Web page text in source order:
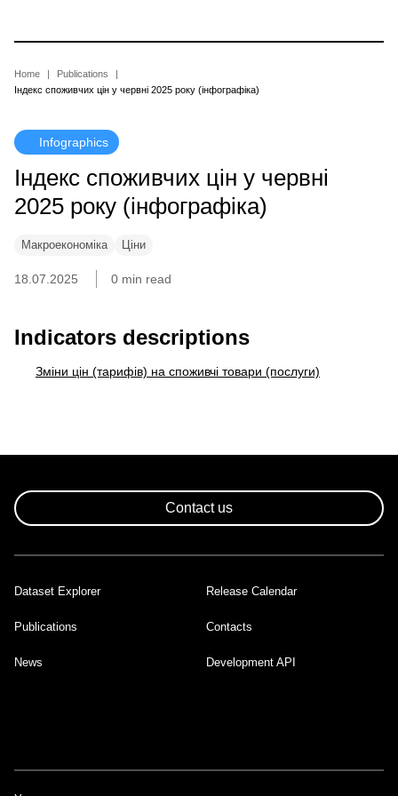
main
Breadcrumb
Home
Publications
Індекс споживчих цін у червні 2025 року (інфографіка)
Infographics
Індекс споживчих цін у червні
2025 року (інфографіка)
Макроекономіка Ціни
18.07.2025 0 min read
Indicators descriptions
Зміни цін (тарифів) на споживчі товари (послуги)
Contact us
Footer
Dataset Explorer Release Calendar
Publications Contacts
News Development API